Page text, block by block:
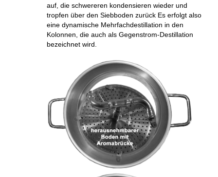
auf, die schwereren kondensieren wieder und
tropfen über den Siebboden zurück Es erfolgt also
eine dynamische Mehrfachdestillation in den
Kolonnen, die auch als Gegenstrom-Destillation
bezeichnet wird.